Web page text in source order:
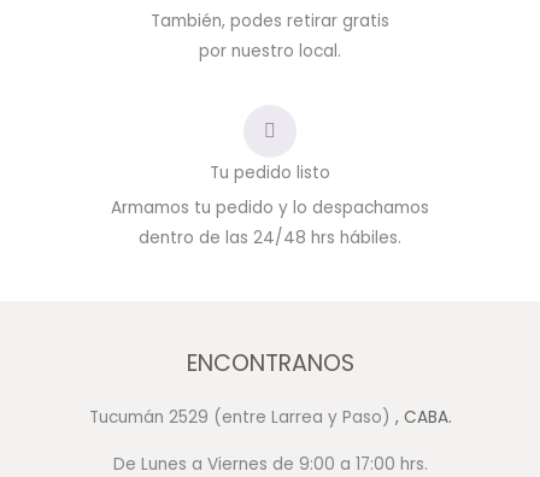
También, podes retirar gratis
por nuestro local.
Tu pedido listo
Armamos tu pedido y lo despachamos
dentro de las 24/48 hrs hábiles.
ENCONTRANOS
Tucumán 2529 (entre Larrea y Paso) , CABA.
De Lunes a Viernes de 9:00 a 17:00 hrs.